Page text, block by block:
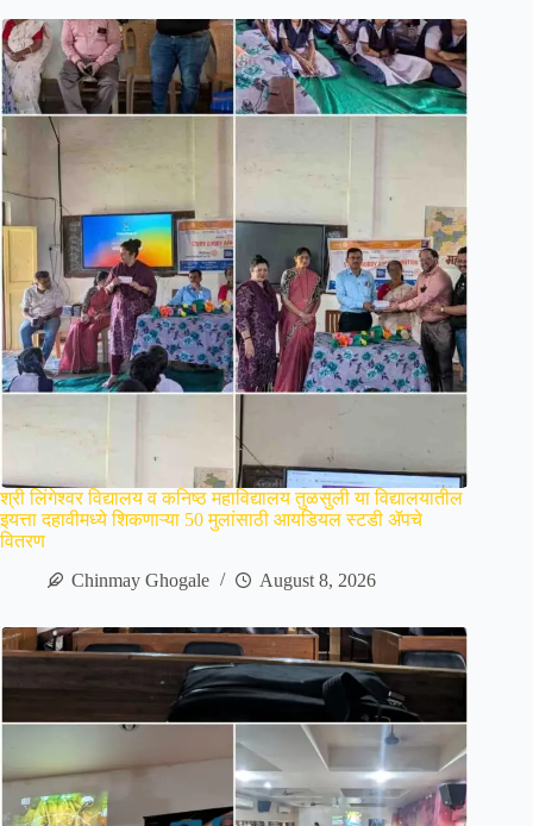
श्री लिंगेश्वर विद्यालय व कनिष्ठ महाविद्यालय तुळसुली या विद्यालयातील
इयत्ता दहावीमध्ये शिकणाऱ्या 50 मुलांसाठी आयडियल स्टडी ॲपचे
वितरण
Chinmay Ghogale
August 8, 2026